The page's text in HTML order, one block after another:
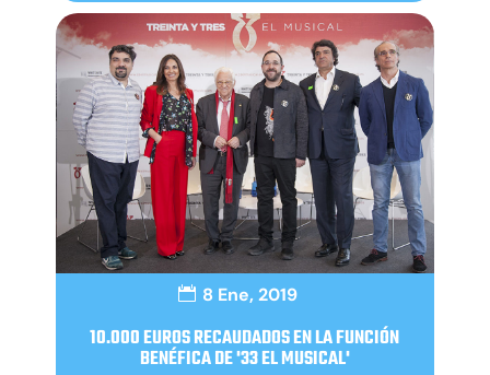
8 Ene, 2019
10.000 EUROS RECAUDADOS EN LA FUNCIÓN
BENÉFICA DE '33 EL MUSICAL'